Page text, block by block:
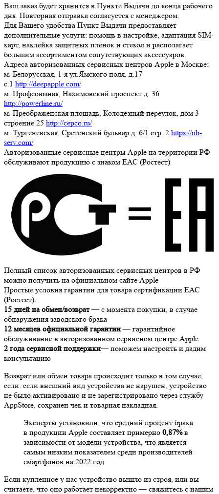
Ваш заказ будет хранится в Пункте Выдачи до конца рабочего
дня. Повторная отправка согласуется с менеджером.
Для Вашего удобства Пункт Выдачи предоставляет
дополнительные услуги: помощь в настройке, адаптация SIM-
карт, наклейка защитных пленок и стекол и располагает
большим ассортиментом сопутствующих аксессуаров.
Адреса авторизованных сервисных центров Apple в Москве:
м. Белорусская, 1-я ул.Ямского поля, д.17
c.1 http://deepapple.com/
м. Профсоюзная, Нахимовский проспект д. 36
http://powerline.ru/
м. Преображенская площадь, Колодезный переулок, дом 3
строение 25 http://cepco.ru/
м. Тургеневская, Сретенский бульвар д. 6/1 стр. 2 https://nb-
serv.com/
Авторизованные сервисные центры Apple на территории РФ
обслуживают продукцию с знаком ЕАС (Ростест)
Полный список авторизованных сервисных центров в РФ
можно получить на официальном сайте Apple
Простые условия гарантии для товара сертификации ЕАС
(Ростест):
15 дней на обмен/возврат— с момента покупки, в случае
обнаружения заводского брака
12 месяцев официальной гарантии— гарантийное
обслуживание в авторизованном сервисном центре Apple
2 года сервисной поддержки— поможем настроить и дадим
консультацию
Возврат или обмен товара происходит только в том случае,
если: если внешний вид устройства не нарушен, устройство
не было активировано и не зарегистрировано через службу
AppStore, сохранен чек и товарная накладная.
Эксперты установили, что средний процент брака
в продукции Apple составляет примерно 0,87%в
зависимости от модели устройства, что является
самым низким показателем среди производителей
смартфонов на 2022 год.
Если купленное у нас устройство вышло из строя, или вы
считаете, что оно работает некорректно — свяжитесь с нашим